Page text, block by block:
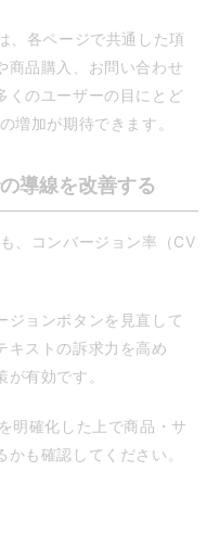
、各ページで共通した項
商品購入、お問い合わせ
くのユーザーの目にとど
増加が期待できます。
導線を改善する
、コンバージョン率（CV
ジョンボタンを見直して
キストの訴求力を高め
有効です。
明確化した上で商品・サ
も確認してください。